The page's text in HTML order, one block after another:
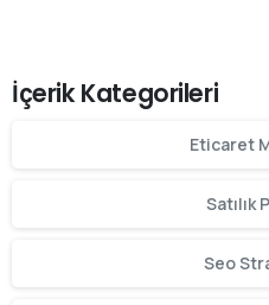
İçerik Kategorileri
Eticaret
Satılık
Seo